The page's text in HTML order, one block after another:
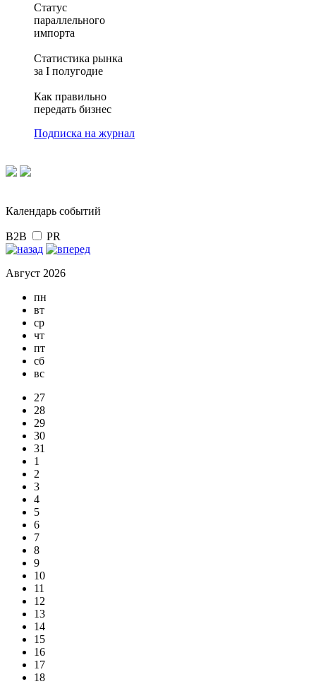
Статус
параллельного
импорта
Статистика рынка
за I полугодие
Как правильно
передать бизнес
Подписка на журнал
Календарь событий
B2B PR
Август 2026
пн
вт
ср
чт
пт
сб
вс
27
28
29
30
31
1
2
3
4
5
6
7
8
9
10
11
12
13
14
15
16
17
18